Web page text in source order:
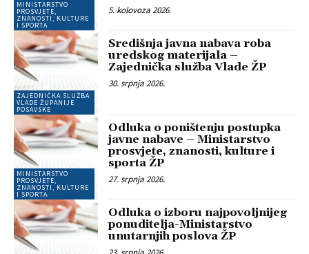
MINISTARSTVO
PROSVJETE,
ZNANOSTI, KULTURE
I SPORTA
5. kolovoza 2026.
ZAJEDNIČKA SLUŽBA
VLADE ŽUPANIJE
POSAVSKE
Središnja javna nabava roba
uredskog materijala –
Zajednička služba Vlade ŽP
30. srpnja 2026.
MINISTARSTVO
PROSVJETE,
ZNANOSTI, KULTURE
I SPORTA
Odluka o poništenju postupka
javne nabave – Ministarstvo
prosvjete, znanosti, kulture i
sporta ŽP
27. srpnja 2026.
Odluka o izboru najpovoljnijeg
ponuditelja-Ministarstvo
unutarnjih poslova ŽP